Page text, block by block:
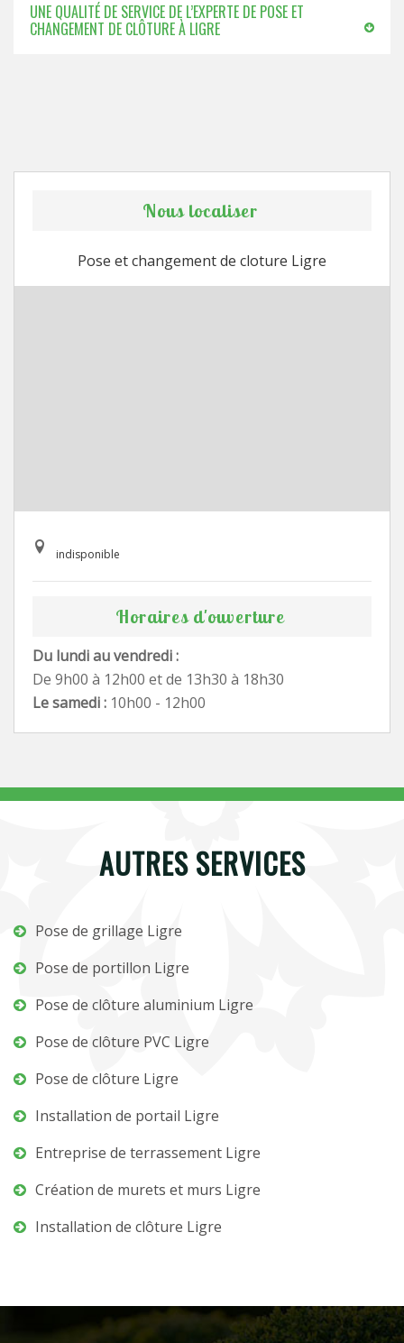
UNE QUALITÉ DE SERVICE DE L’EXPERTE DE POSE ET
CHANGEMENT DE CLÔTURE À LIGRE
Nous localiser
Pose et changement de cloture Ligre
indisponible
Horaires d'ouverture
Du lundi au vendredi :
De 9h00 à 12h00 et de 13h30 à 18h30
Le samedi : 10h00 - 12h00
AUTRES SERVICES
Pose de grillage Ligre
Pose de portillon Ligre
Pose de clôture aluminium Ligre
Pose de clôture PVC Ligre
Pose de clôture Ligre
Installation de portail Ligre
Entreprise de terrassement Ligre
Création de murets et murs Ligre
Installation de clôture Ligre